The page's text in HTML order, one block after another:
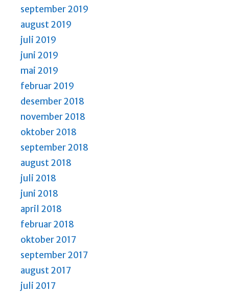
september 2019
august 2019
juli 2019
juni 2019
mai 2019
februar 2019
desember 2018
november 2018
oktober 2018
september 2018
august 2018
juli 2018
juni 2018
april 2018
februar 2018
oktober 2017
september 2017
august 2017
juli 2017